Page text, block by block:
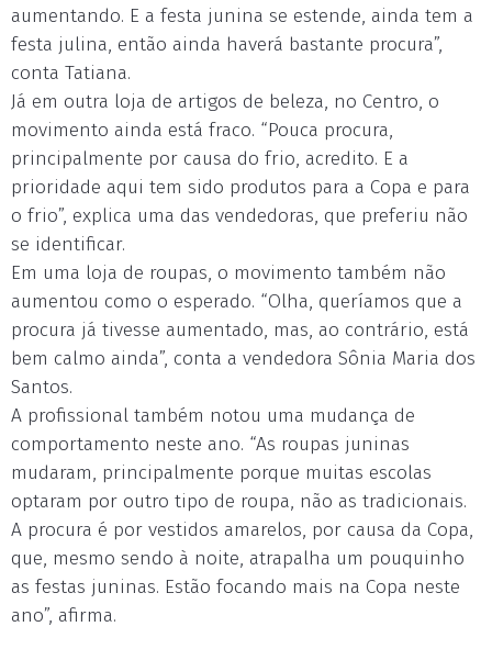
aumentando. E a festa junina se estende, ainda tem a
festa julina, então ainda haverá bastante procura”,
conta Tatiana.
Já em outra loja de artigos de beleza, no Centro, o
movimento ainda está fraco. “Pouca procura,
principalmente por causa do frio, acredito. E a
prioridade aqui tem sido produtos para a Copa e para
o frio”, explica uma das vendedoras, que preferiu não
se identificar.
Em uma loja de roupas, o movimento também não
aumentou como o esperado. “Olha, queríamos que a
procura já tivesse aumentado, mas, ao contrário, está
bem calmo ainda”, conta a vendedora Sônia Maria dos
Santos.
A profissional também notou uma mudança de
comportamento neste ano. “As roupas juninas
mudaram, principalmente porque muitas escolas
optaram por outro tipo de roupa, não as tradicionais.
A procura é por vestidos amarelos, por causa da Copa,
que, mesmo sendo à noite, atrapalha um pouquinho
as festas juninas. Estão focando mais na Copa neste
ano”, afirma.